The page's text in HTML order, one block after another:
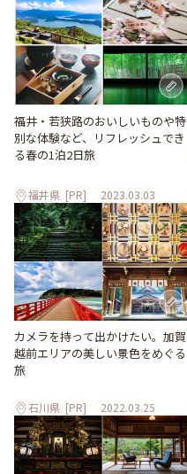
福井・若狭路のおいしいものや特
別な体験など、リフレッシュでき
る春の1泊2日旅
福井県 [PR] 2023.03.03
カメラを持って出かけたい。加賀
越前エリアの美しい景色をめぐる
旅
石川県 [PR] 2022.03.25